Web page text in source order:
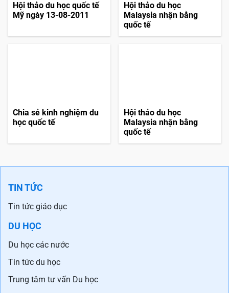
Hội thảo du học quốc tế
Mỹ ngày 13-08-2011
Hội thảo du học
Malaysia nhận bằng
quốc tế
Chia sẻ kinh nghiệm du
học quốc tế
Hội thảo du học
Malaysia nhận bằng
quốc tế
TIN TỨC
Tin tức giáo dục
DU HỌC
Du học các nước
Tin tức du học
Trung tâm tư vấn Du học